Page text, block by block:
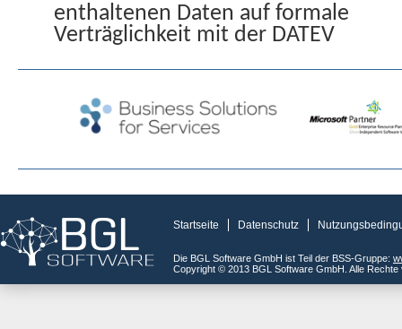
enthaltenen Daten auf formale
Verträglichkeit mit der DATEV
Startseite Datenschutz
Die BGL Software GmbH ist Teil der BSS-Gruppe:
Copyright © 2013 BGL Software GmbH. Alle Rechte